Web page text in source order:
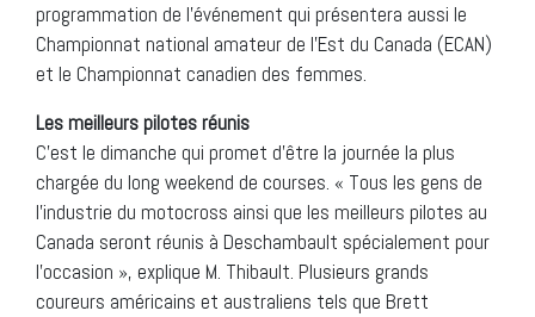
programmation de l’événement qui présentera aussi le
Championnat national amateur de l’Est du Canada (ECAN)
et le Championnat canadien des femmes.
Les meilleurs pilotes réunis
C’est le dimanche qui promet d’être la journée la plus
chargée du long weekend de courses. « Tous les gens de
l’industrie du motocross ainsi que les meilleurs pilotes au
Canada seront réunis à Deschambault spécialement pour
l’occasion », explique M. Thibault. Plusieurs grands
coureurs américains et australiens tels que Brett